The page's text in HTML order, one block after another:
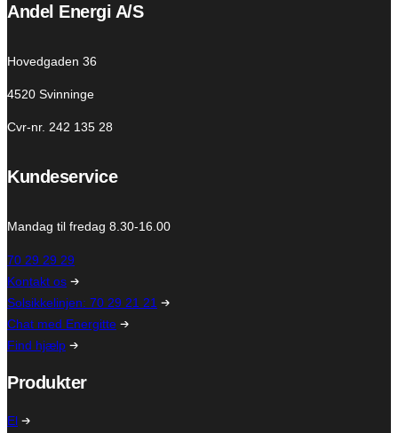
Andel Energi A/S
Hovedgaden 36
4520 Svinninge
Cvr-nr. 242 135 28
Kundeservice
Mandag til fredag 8.30-16.00
70 29 29 29
Kontakt os
Solsikkelinjen: 70 29 21 21
Chat med Energitte
Find hjælp
Produkter
El